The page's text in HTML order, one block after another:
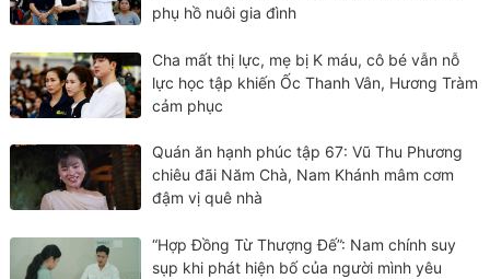
phụ hồ nuôi gia đình
Cha mất thị lực, mẹ bị K máu, cô bé vẫn nỗ
lực học tập khiến Ốc Thanh Vân, Hương Tràm
cảm phục
Quán ăn hạnh phúc tập 67: Vũ Thu Phương
chiêu đãi Năm Chà, Nam Khánh mâm cơm
đậm vị quê nhà
“Hợp Đồng Từ Thượng Đế”: Nam chính suy
sụp khi phát hiện bố của người mình yêu